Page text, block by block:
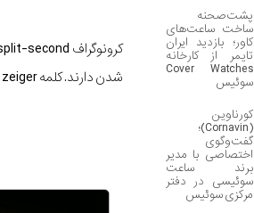
شدن دارند. کلمه schlepp zeiger که بر روی صفحه ساعت به چشم می‌خورد به همین split-second اشاره دارد.
پشت‌صحنه
ساخت ساعت‌های
کاور؛ بازدید ایران
تایمر از کارخانه
Cover Watches
سوئیس
کورناوین
(Cornavin)؛
گفت‌وگوی
اختصاصی با مدیر
برند ساعت
سوئیسی در دفتر
مرکزی سوئیس